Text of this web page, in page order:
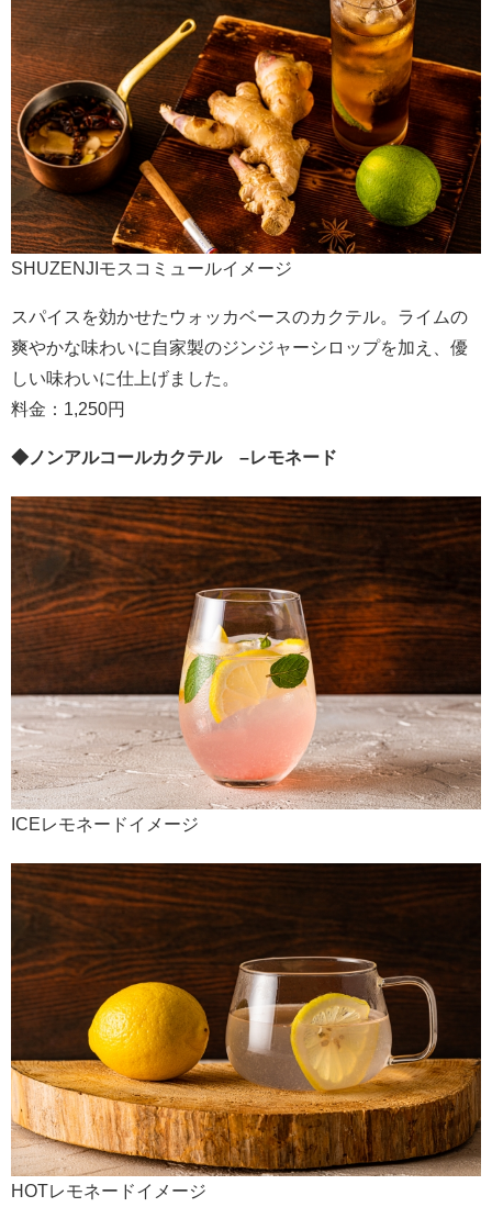
SHUZENJIモスコミュールイメージ
スパイスを効かせたウォッカベースのカクテル。ライムの
爽やかな味わいに自家製のジンジャーシロップを加え、優
しい味わいに仕上げました。
料金：1,250円
◆ ノンアルコールカクテル –レモネード
ICEレモネードイメージ
HOTレモネードイメージ